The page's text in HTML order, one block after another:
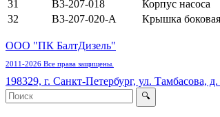
31 В3-207-018 Корпус насоса
32
В3-207-020-А Крышка
ООО "ПК БалтДизель"
2011-2026 Все права защищены.
198329, г. Санкт-Петербург, ул. Тамбасова,